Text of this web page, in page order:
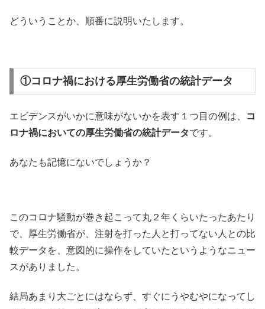
どういうことか、順番に説明いたします。
①コロナ禍における厚生労働省の統計データ
エビデンスがいかに意味がないかを表す１つ目の例は、
コ
ロナ禍においての厚生労働省の統計データです。
あなたも記憶にないでしょうか？
このコロナ騒動が巻き起こって丸２年くらいたったあたり
で、厚生労働省が、注射を打った人と打ってない人との比
較データを、意図的に操作をしていたというようなニュー
スがありました。
結局あまり大ごとにはならず、すぐにうやむやになってし